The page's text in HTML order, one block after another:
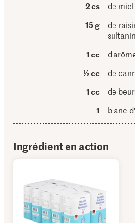
2 cs
de
15 g
de
1 cc
½ cc
de
1 cc
de
1
blanc
Ingrédient en action